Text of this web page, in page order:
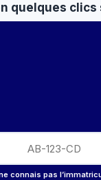
quelques
connais pas